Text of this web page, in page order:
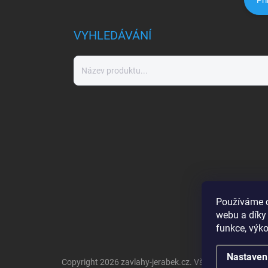
Používáme
webu a
funkce,
VYHLEDÁVÁNÍ
Copyright 2026 zavlahy-jerabek.cz. Všechna práva